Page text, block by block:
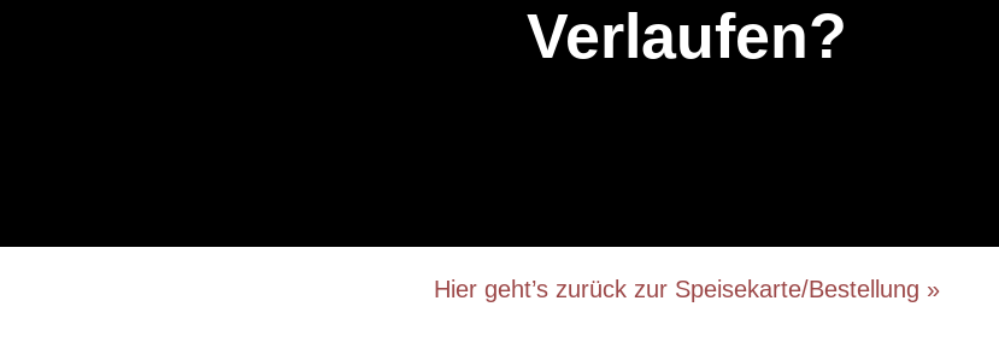
Verlaufen?
Hier geht’s zurück zur Speisekarte/Bestellung »